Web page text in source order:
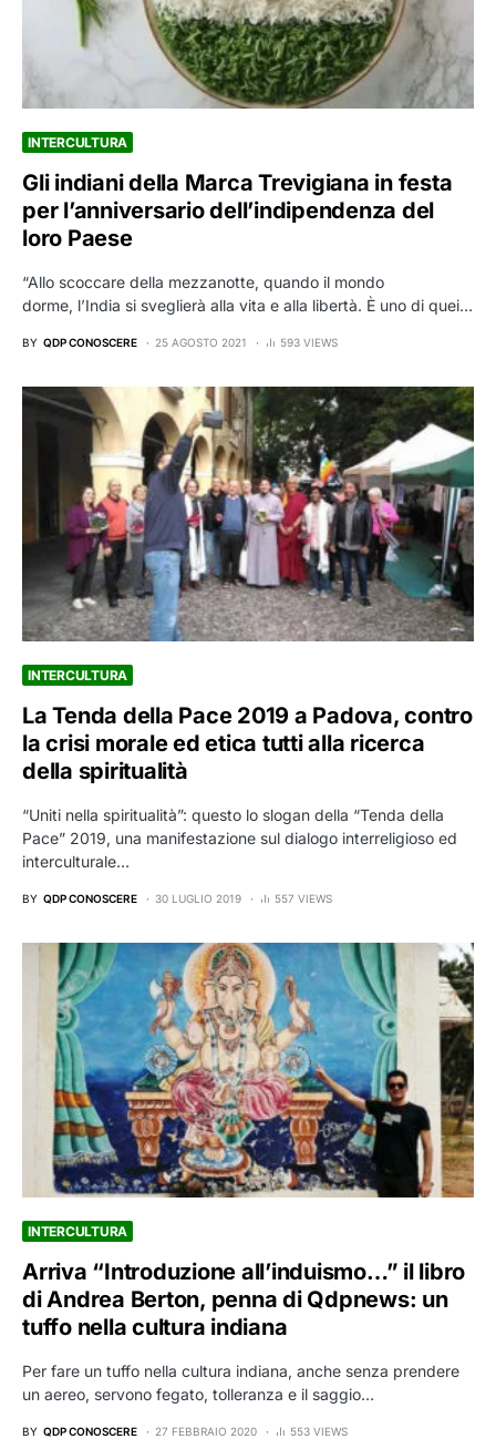
INTERCULTURA
Gli indiani della Marca Trevigiana in festa
per l’anniversario dell’indipendenza del
loro Paese
“Allo scoccare della mezzanotte, quando il mondo
dorme, l’India si sveglierà alla vita e alla libertà. È uno di quei…
BY QDP CONOSCERE 25 AGOSTO 2021 593 VIEWS
INTERCULTURA
La Tenda della Pace 2019 a Padova, contro
la crisi morale ed etica tutti alla ricerca
della spiritualità
“Uniti nella spiritualità”: questo lo slogan della “Tenda della
Pace” 2019, una manifestazione sul dialogo interreligioso ed
interculturale…
BY QDP CONOSCERE 30 LUGLIO 2019 557 VIEWS
INTERCULTURA
Arriva “Introduzione all’induismo…” il libro
di Andrea Berton, penna di Qdpnews: un
tuffo nella cultura indiana
Per fare un tuffo nella cultura indiana, anche senza prendere
un aereo, servono fegato, tolleranza e il saggio…
BY QDP CONOSCERE 27 FEBBRAIO 2020 553 VIEWS